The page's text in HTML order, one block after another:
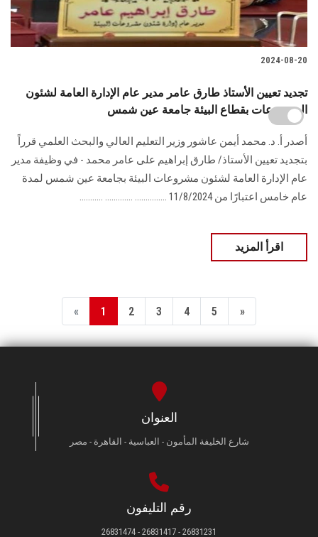
2024-08-20
تجديد تعيين الأستاذ طارق عامر مدير عام الإدارة العامة لشئون
المشروعات بقطاع البيئة جامعة عين شمس
أصدر أ. د. محمد أيمن عاشور وزير التعليم العالي والبحث العلمي قرراً
بتجديد تعيين الأستاذ/ ‏طارق إبراهيم على عامر محمد - في وظيفة مدير
عام الإدارة العامة لشئون مشروعات البيئة ‏بجامعة عين شمس لمدة
عام خامس اعتبارًا من 11/8/2024‏ ............... ............. ...........
اقرأ المزيد
« 1 2 3 4 5 »
العنوان
شارع الخليفة المأمون - العباسية - القاهرة - مصر
رقم التليفون
26831231 - 26831417 - 26831474